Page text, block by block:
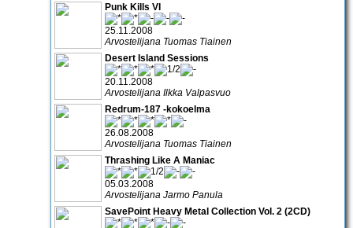
Punk Kills VI
25.11.2008
Arvostelijana Tuomas Tiainen
Desert Island Sessions
20.11.2008
Arvostelijana Ilkka Valpasvuo
Redrum-187 -kokoelma
26.08.2008
Arvostelijana Tuomas Tiainen
Thrashing Like A Maniac
05.03.2008
Arvostelijana Jarmo Panula
SavePoint Heavy Metal Collection Vol. 2 (2CD)